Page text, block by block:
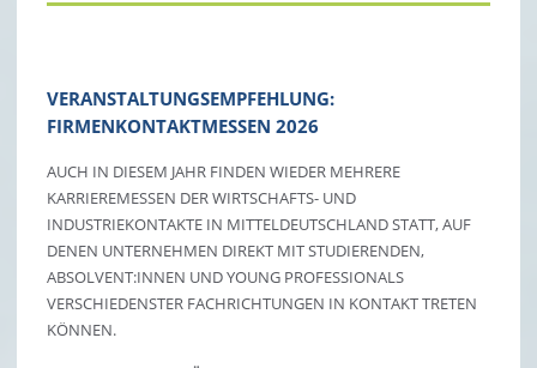
VERANSTALTUNGSEMPFEHLUNG:
FIRMENKONTAKTMESSEN 2026
AUCH IN DIESEM JAHR FINDEN WIEDER MEHRERE
KARRIEREMESSEN DER WIRTSCHAFTS- UND
INDUSTRIEKONTAKTE IN MITTELDEUTSCHLAND STATT, AUF
DENEN UNTERNEHMEN DIREKT MIT STUDIERENDEN,
ABSOLVENT:INNEN UND YOUNG PROFESSIONALS
VERSCHIEDENSTER FACHRICHTUNGEN IN KONTAKT TRETEN
KÖNNEN.